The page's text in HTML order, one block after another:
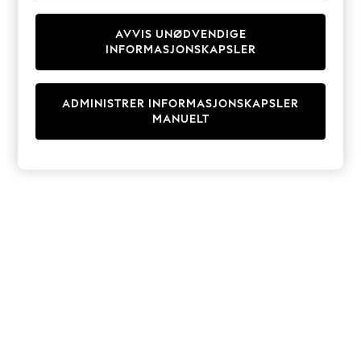
Knitwear
Cardigans
Dresses
Sets & Outfits
T-Shirts
ADMINISTRER INFORMASJONSKAPSLER
MANUELT
AVVIS UNØDVENDIGE
INFORMASJONSKAPSLER